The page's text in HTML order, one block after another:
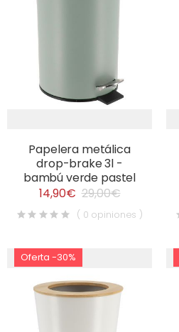
Papelera metálica
drop-brake 3l -
bambú verde pastel
14,90€ 29,00€
( 0 opiniones )
Oferta -30%